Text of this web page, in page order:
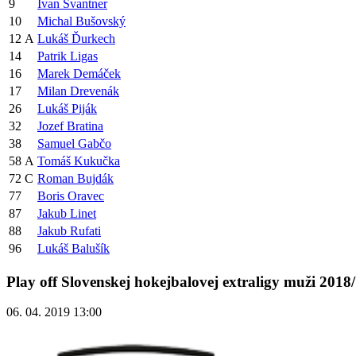
9
Ivan Švantner
10
Michal Bušovský
12 A Lukáš Ďurkech
14
Patrik Ligas
16
Marek Demáček
17
Milan Drevenák
26
Lukáš Piják
32
Jozef Bratina
38
Samuel Gabčo
58 A Tomáš Kukučka
72 C Roman Bujdák
77
Boris Oravec
87
Jakub Linet
88
Jakub Rufati
96
Lukáš Balušík
Play off Slovenskej hokejbalovej extraligy muži
06. 04. 2019 13:00